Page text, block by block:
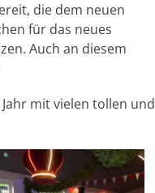
die dem neuen
für das neues
Auch an diesem
mit vielen tollen und